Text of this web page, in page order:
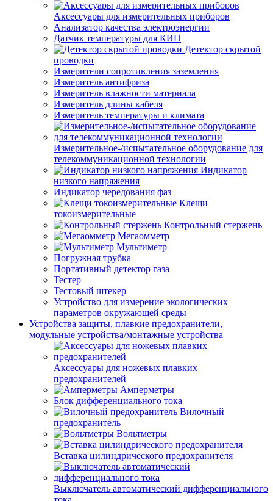
Аксессуары для измерительных приборов
Анализатор качества электроэнергии
Датчик температуры для КИП
Детектор скрытой
проводки
Измерители сопротивления заземления
Измеритель антифриза
Измеритель влажности материала
Измеритель длины кабеля
Измеритель температуры и климата
Измерительное-/испытательное оборудование для
телекоммуникационной технологии
Индикатор
низкого напряжения
Индикатор чередования фаз
Клещи
токоизмерительные
Контрольный стержень
Мегаомметр
Мультиметр
Погружная трубка
Портативный детектор газа
Тестер
Тестовый штекер
Устройство для измерение экологических
параметров окружающей среды
Устройства защиты, плавкие предохранители,
модульные устройства/монтажные устройства
Аксессуары для ножевых плавких
предохранителей
Амперметры
Блок дифференциального тока
Вилочный
предохранитель
Вольтметры
Вставка цилиндрического предохранителя
Выключатель автоматический дифференциального